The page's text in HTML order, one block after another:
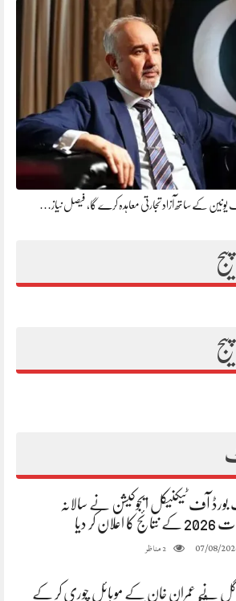
یونین کے ساتھ آزاد تجارتی معاہدہ کرے گا، فیصل نیاز…
بورڈ آف ٹیکنیکل ایجوکیشن نے سالانہ
اعلان کر دیا
07/08/
2مناظر
گل نے عمران خان کے موبائل چوری کر کے